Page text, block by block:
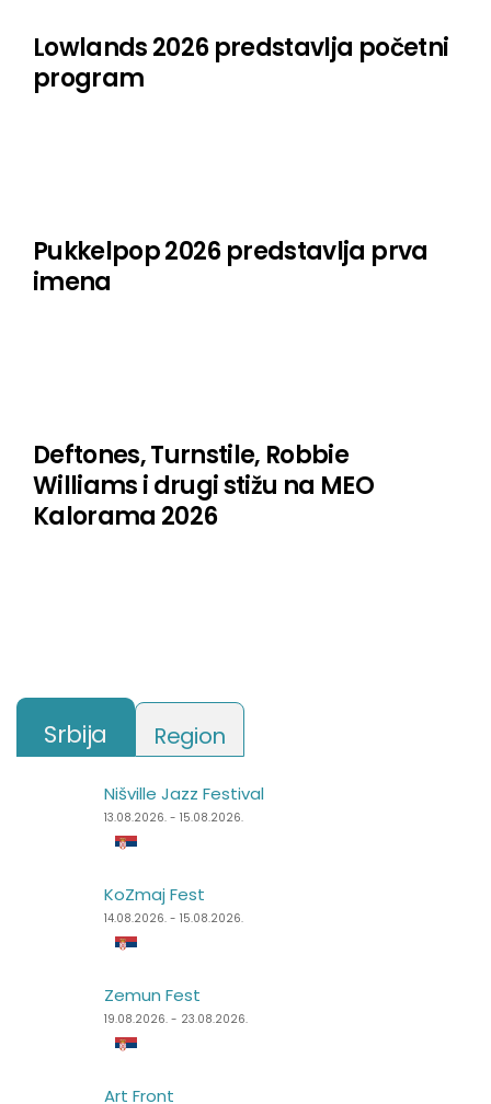
Lowlands 2026 predstavlja početni
program
Pukkelpop 2026 predstavlja prva
imena
Deftones, Turnstile, Robbie
Williams i drugi stižu na MEO
Kalorama 2026
Srbija Region
Nišville Jazz Festival
13.08.2026. - 15.08.2026.
KoZmaj Fest
14.08.2026. - 15.08.2026.
Zemun Fest
19.08.2026. - 23.08.2026.
Art Front
Punk Rock Holiday
11.08.2026. - 14.08.2026.
Špancirfest
21.08.2026. - 30.08.2026.
Sea Dance Festival
24.08.2026. - 27.08.2026.
Dimensions Festival